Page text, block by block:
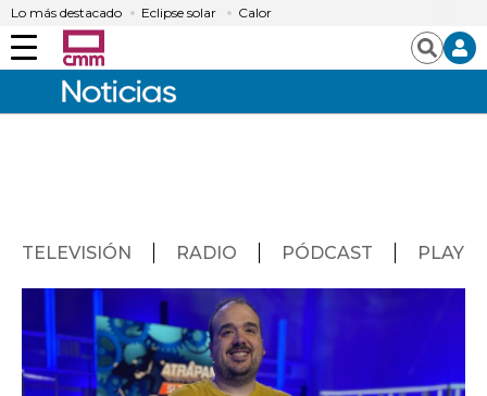
Lo más destacado Eclipse solar Calor
Menú Buscar
TELEVISIÓN RADIO PÓDCAST PLAY